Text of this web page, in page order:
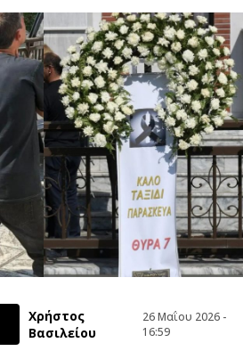
Χρήστος
Βασιλείου
26 Μαΐου 2026 -
16:59